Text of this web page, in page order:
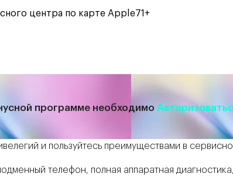
центра по карте Apple71+
программе необходимо
и пользуйтесь преимуществами в
телефон, полная аппаратная